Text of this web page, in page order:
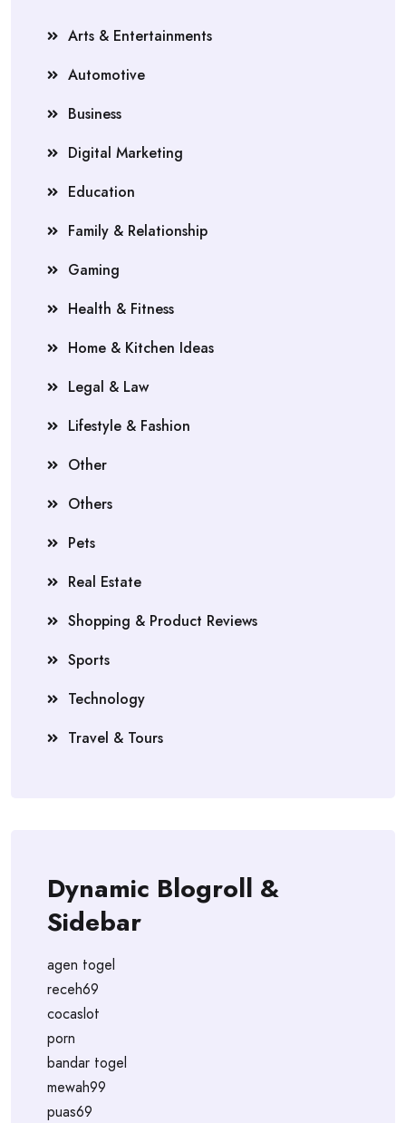
Arts & Entertainments
Automotive
Business
Digital Marketing
Education
Family & Relationship
Gaming
Health & Fitness
Home & Kitchen Ideas
Legal & Law
Lifestyle & Fashion
Other
Others
Pets
Real Estate
Shopping & Product Reviews
Sports
Technology
Travel & Tours
Dynamic Blogroll &
Sidebar
agen togel
receh69
cocaslot
porn
bandar togel
mewah99
puas69